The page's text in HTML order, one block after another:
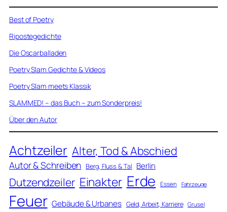
Best of Poetry
Ripostegedichte
Die Oscarballaden
Poetry Slam Gedichte & Videos
Poetry Slam meets Klassik
SLAMMED! – das Buch – zum Sonderpreis!
Über den Autor
Achtzeiler Alter, Tod & Abschied
Autor & Schreiben Berg, Fluss & Tal Berlin
Dutzendzeiler Einakter Erde Essen Fahrzeuge
Feuer Gebäude & Urbanes Geld, Arbeit, Karriere Grusel